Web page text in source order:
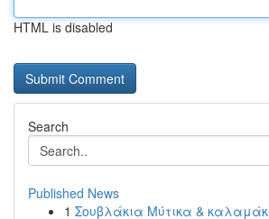
HTML is disabled
Search
Published News
1 Σουβλάκια Μύτικα &